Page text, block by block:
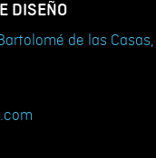
DISEÑO
de las Casas,